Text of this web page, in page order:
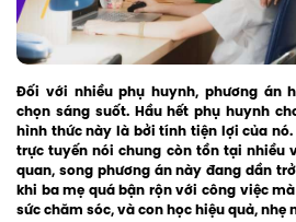
Đối với nhiều phụ huynh, phương án
chọn sáng suốt. Hầu hết phụ huynh
hình thức này là bởi tính tiện lợi của
trực tuyến nói chung còn tồn tại nhiều
quan, song phương án này đang dần
khi ba mẹ quá bận rộn với công việc
sức chăm sóc, và con học hiệu quả, nhẹ